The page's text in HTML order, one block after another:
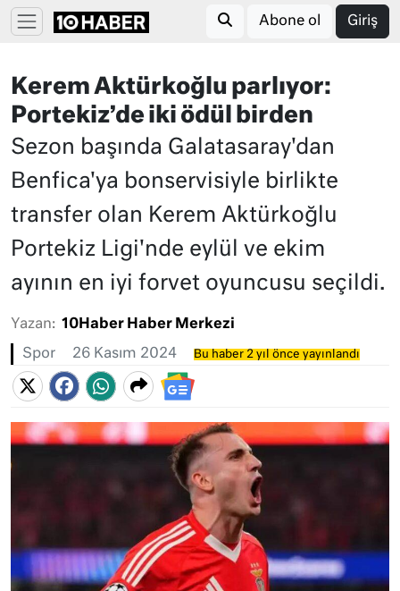
Abone ol Giriş
Kerem Aktürkoğlu parlıyor:
Portekiz’de iki ödül birden
Sezon başında Galatasaray'dan
Benfica'ya bonservisiyle birlikte
transfer olan Kerem Aktürkoğlu
Portekiz Ligi'nde eylül ve ekim
ayının en iyi forvet oyuncusu seçildi.
Yazan: 10Haber Haber Merkezi
Spor 26 Kasım 2024 Bu haber 2 yıl önce yayınlandı